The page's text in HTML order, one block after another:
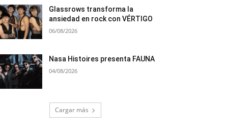
Glassrows transforma la
ansiedad en rock con VÉRTIGO
06/08/2026
Nasa Histoires presenta FAUNA
04/08/2026
Cargar más